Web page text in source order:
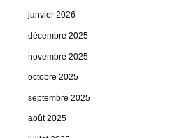
janvier 2026
décembre 2025
novembre 2025
octobre 2025
septembre 2025
août 2025